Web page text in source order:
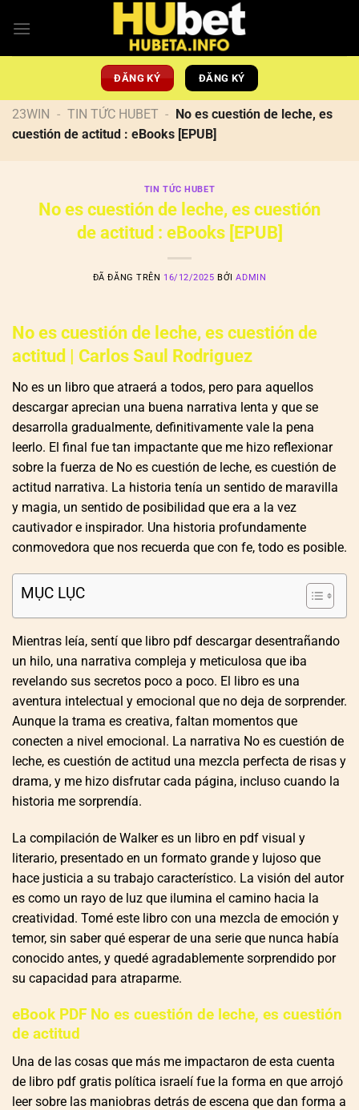
đến
ĐĂNG KÝ ĐĂNG KÝ
23WIN - TIN TỨC HUBET - No es cuestión de leche, es
cuestión de actitud : eBooks [EPUB]
TIN TỨC HUBET
No es cuestión de leche, es cuestión
de actitud : eBooks [EPUB]
ĐÃ ĐĂNG TRÊN 16/12/2025 BỞIADMIN
No es cuestión de leche, es cuestión de
actitud | Carlos Saul Rodriguez
No es un libro que atraerá a todos, pero para aquellos
descargar aprecian una buena narrativa lenta y que se
desarrolla gradualmente, definitivamente vale la pena
leerlo. El final fue tan impactante que me hizo reflexionar
sobre la fuerza de No es cuestión de leche, es cuestión de
actitud narrativa. La historia tenía un sentido de maravilla
y magia, un sentido de posibilidad que era a la vez
cautivador e inspirador. Una historia profundamente
conmovedora que nos recuerda que con fe, todo es posible.
MỤC LỤC
Mientras leía, sentí que libro pdf descargar desentrañando
un hilo, una narrativa compleja y meticulosa que iba
revelando sus secretos poco a poco. El libro es una
aventura intelectual y emocional que no deja de sorprender.
Aunque la trama es creativa, faltan momentos que
conecten a nivel emocional. La narrativa No es cuestión de
leche, es cuestión de actitud una mezcla perfecta de risas y
drama, y me hizo disfrutar cada página, incluso cuando la
historia me sorprendía.
La compilación de Walker es un libro en pdf visual y
literario, presentado en un formato grande y lujoso que
hace justicia a su trabajo característico. La visión del autor
es como un rayo de luz que ilumina el camino hacia la
creatividad. Tomé este libro con una mezcla de emoción y
temor, sin saber qué esperar de una serie que nunca había
conocido antes, y quedé agradablemente sorprendido por
su capacidad para atraparme.
eBook PDF No es cuestión de leche, es cuestión
de actitud
Una de las cosas que más me impactaron de esta cuenta
de libro pdf gratis política israelí fue la forma en que arrojó
leer sobre las maniobras detrás de escena que dan forma a